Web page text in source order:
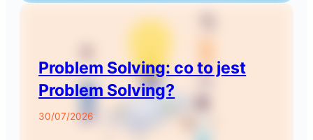
Problem Solving: co to jest
Problem Solving?
30/07/2026